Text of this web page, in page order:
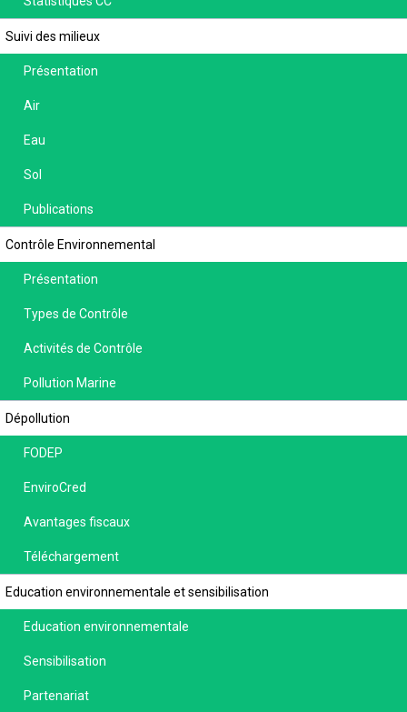
Suivi des milieux
Présentation
Air
Eau
Sol
Publications
Contrôle Environnemental
Présentation
Types de Contrôle
Activités de Contrôle
Pollution Marine
Dépollution
FODEP
EnviroCred
Avantages fiscaux
Téléchargement
Education environnementale et sensibilisation
Education environnementale
Sensibilisation
Partenariat